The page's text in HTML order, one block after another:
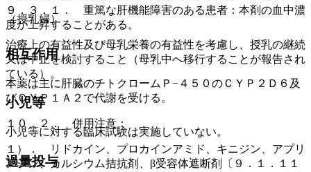
（授乳婦）
治療上の有益性及び母乳栄養の有益性を考慮し、授乳の継続
又は中止を検討すること（母乳中へ移行することが報告され
ている）。
小児等
小児等に対する臨床試験は実施していない。
過量投与
９．３．１． 重篤な肝機能障害のある患者：本剤の血中濃
度が上昇することがある。
相互作用
本薬は主に肝臓のチトクロームＰ−４５０のＣＹＰ２Ｄ６及
びＣＹＰ１Ａ２で代謝を受ける。
１０．２． 併用注意：
１）． リドカイン、プロカインアミド、キニジン、アプリ
ンジン、カルシウム拮抗剤、β受容体遮断剤〔９．１．１１